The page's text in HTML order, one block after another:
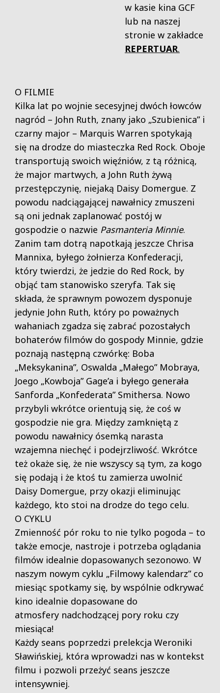
w kasie kina GCF
lub na naszej
stronie w zakładce
REPERTUAR.
O FILMIE
Kilka lat po wojnie secesyjnej dwóch łowców
nagród – John Ruth, znany jako „Szubienica” i
czarny major – Marquis Warren spotykają
się na drodze do miasteczka Red Rock. Oboje
transportują swoich więźniów, z tą różnicą,
że major martwych, a John Ruth żywą
przestępczynię, niejaką Daisy Domergue. Z
powodu nadciągającej nawałnicy zmuszeni
są oni jednak zaplanować postój w
gospodzie o nazwie Pasmanteria Minnie.
Zanim tam dotrą napotkają jeszcze Chrisa
Mannixa, byłego żołnierza Konfederacji,
który twierdzi, że jedzie do Red Rock, by
objąć tam stanowisko szeryfa. Tak się
składa, że sprawnym powozem dysponuje
jedynie John Ruth, który po poważnych
wahaniach zgadza się zabrać pozostałych
bohaterów filmów do gospody Minnie, gdzie
poznają następną czwórkę: Boba
„Meksykanina”, Oswalda „Małego” Mobraya,
Joego „Kowboja” Gage’a i byłego generała
Sanforda „Konfederata” Smithersa. Nowo
przybyli wkrótce orientują się, że coś w
gospodzie nie gra. Między zamkniętą z
powodu nawałnicy ósemką narasta
wzajemna niechęć i podejrzliwość. Wkrótce
też okaże się, że nie wszyscy są tym, za kogo
się podają i że ktoś tu zamierza uwolnić
Daisy Domergue, przy okazji eliminując
każdego, kto stoi na drodze do tego celu.
O CYKLU
Zmienność pór roku to nie tylko pogoda – to
także emocje, nastroje i potrzeba oglądania
filmów idealnie dopasowanych sezonowo. W
naszym nowym cyklu „Filmowy kalendarz” co
miesiąc spotkamy się, by wspólnie odkrywać
kino idealnie dopasowane do
atmosfery nadchodzącej pory roku czy
miesiąca!
Każdy seans poprzedzi prelekcja Weroniki
Sławińskiej, która wprowadzi nas w kontekst
filmu i pozwoli przeżyć seans jeszcze
intensywniej.